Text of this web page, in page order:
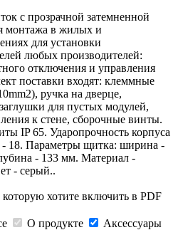
с прозрачной затемненной
монтажа в жилых и
для установки
любых производителей:
отключения и управления
поставки входят: клеммные
ручка на дверце,
для пустых модулей,
к стене, сборочные винты.
IP 65. Ударопрочность корпуса
- 18. Параметры щитка: ширина -
- 133 мм. Материал -
- серый..
хотите включить в PDF
О продукте
Аксессуары